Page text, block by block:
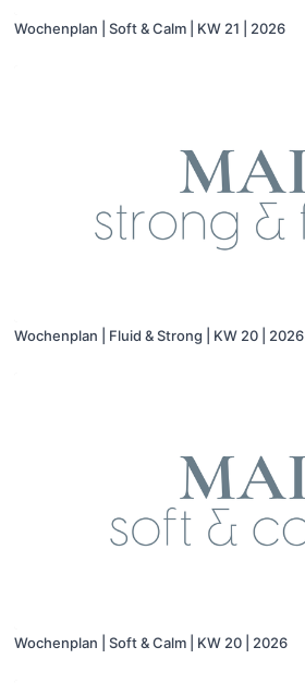
Wochenplan | Soft & Calm | KW 21 | 2026
Wochenplan | Fluid & Strong | KW 20 | 2026
Wochenplan | Soft & Calm | KW 20 | 2026